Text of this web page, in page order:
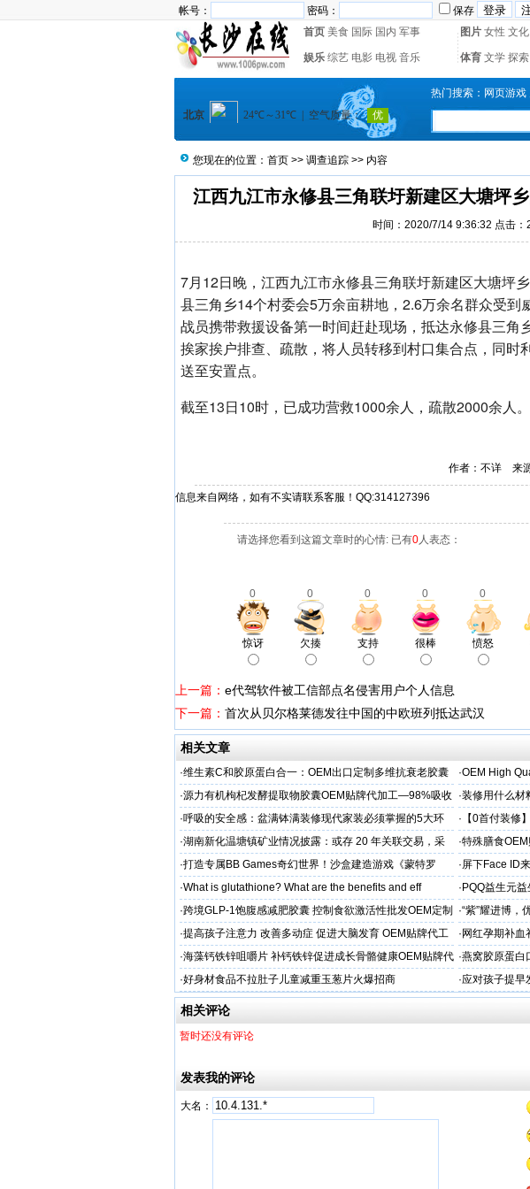
帐号： 密码： 保存
首页 美食 国际 国内 军事 图片 女性 文化
娱乐 综艺 电影 电视 音乐 体育 文学 探索
热门搜索： 网页游戏
您现在的位置： 首页 >> 调查追踪 >> 内容
江西九江市永修县三角联圩新建区大塘坪
时间：2020/7/14 9:36:32 点击：
7月12日晚，江西九江市永修县三角联圩新建区大塘坪
县三角乡14个村委会5万余亩耕地，2.6万余名群众受到
战员携带救援设备第一时间赶赴现场，抵达永修县三角
挨家挨户排查、疏散，将人员转移到村口集合点，同时
送至安置点。
截至13日10时，已成功营救1000余人，疏散2000余人
作者：不详 来
信息来自网络，如有不实请联系客服！QQ:314127396
请选择您看到这篇文章时的心情: 已有0人表态：
0 0 0 0 0
惊讶 欠揍 支持 很棒 愤怒
上一篇： e代驾软件被工信部点名侵害用户个人信息
下一篇： 首次从贝尔格莱德发往中国的中欧班列抵达武汉
相关文章
·维生素C和胶原蛋白合一：OEM出口定制多维抗衰老胶囊 ·OEM High
·源力有机枸杞发酵提取物胶囊OEM贴牌代加工—98%吸收
率 免疫燃料
·装修用什么材
·呼吸的安全感：盆满钵满装修现代家装必须掌握的5大环
保准则
· 【0首付装修
贷，月供少还
·湖南新化温塘镇矿业情况披露：或存 20 年关联交易，采
矿收益达 5.3 亿
·特殊膳食
工厂家
·打造专属BB Games奇幻世界！沙盒建造游戏《蒙特罗
纳》带你走进小小世界
·屏下Face ID
新潮流
·What is glutathione? What are the benefits and eff · PQQ益生元
粉贴牌代加工
·跨境GLP-1饱腹感减肥胶囊 控制食欲激活性批发OEM定制 ·“紫”耀进博，
·提高孩子注意力 改善多动症 促进大脑发育 OEM贴牌代工 · 网红孕期补
经验
·海藻钙铁锌咀嚼片 补钙铁锌促进成长骨骼健康OEM贴牌代
加工
·燕窝胶原蛋白
牌
·好身材食品不拉肚子儿童减重玉葱片火爆招商 ·应对孩子提早
答案
相关评论
暂时还没有评论
发表我的评论
大名：